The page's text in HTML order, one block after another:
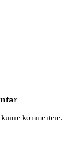
kommentere.